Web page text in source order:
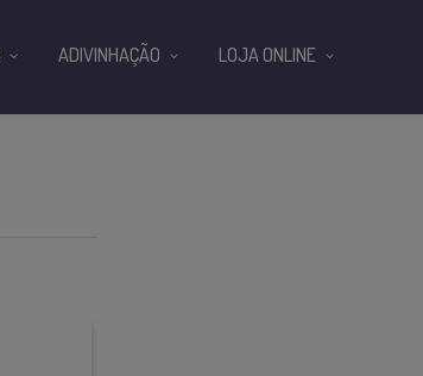
ADIVINHAÇÃO LOJA ONLINE